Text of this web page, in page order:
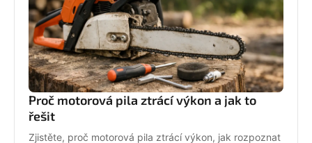
Proč motorová pila ztrácí výkon a jak to
řešit
Zjistěte, proč motorová pila ztrácí výkon, jak rozpoznat